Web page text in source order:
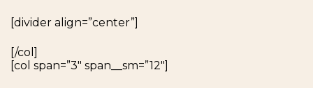
[divider align=”center”]
[/col]
[col span=”3″ span__sm=”12″]